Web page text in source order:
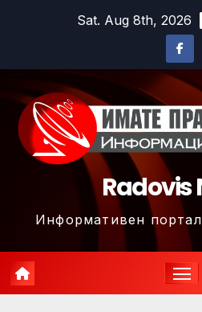
Sat. Aug 8th, 2026
Radovis
Информативен